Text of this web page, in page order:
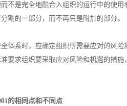
不是完全地融合入组织的运行中的使用
割的一部分，而不再只是附加的部分。
体系时，应确定组织所需要应对的风
要求组织要采取应对风险和机遇的措
的相同点和不同点